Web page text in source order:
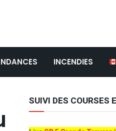
INCENDIES
SUIVI DES COURSES